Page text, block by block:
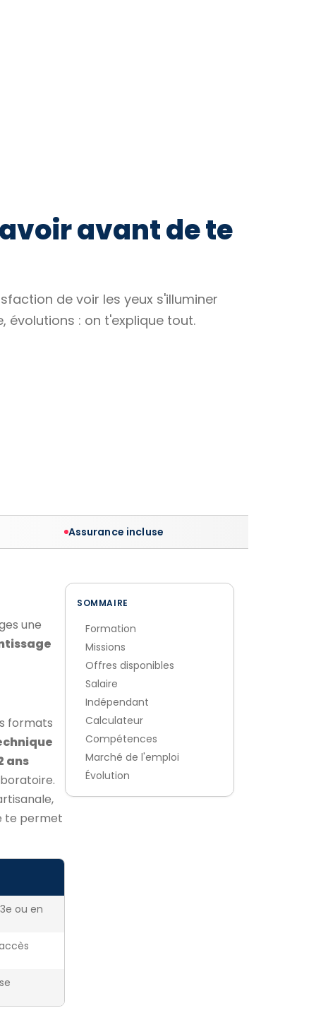
avant de te
de voir les yeux s'illuminer
évolutions : on t'explique tout.
Assurance incluse
une
formats
ans
te permet
ou en
SOMMAIRE
Formation
Missions
Offres disponibles
Salaire
Indépendant
Calculateur
Compétences
Marché de l'emploi
Évolution